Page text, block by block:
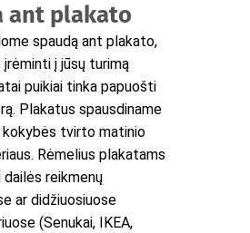
ant plakato
spaudą ant plakato,
į jūsų turimą
puikiai tinka papuošti
Plakatus spausdiname
tvirto matinio
Rėmelius plakatams
reikmenų
ar didžiuosiuose
(Senukai, IKEA,